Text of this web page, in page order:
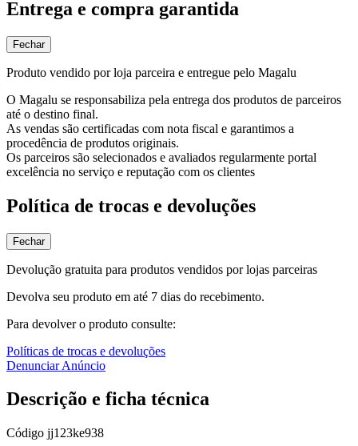
Entrega e compra garantida
Fechar
Produto vendido por loja parceira e entregue pelo Magalu
O Magalu se responsabiliza pela entrega dos produtos de parceiros
até o destino final.
As vendas são certificadas com nota fiscal e garantimos a
procedência de produtos originais.
Os parceiros são selecionados e avaliados regularmente portal
excelência no serviço e reputação com os clientes
Política de trocas e devoluções
Fechar
Devolução gratuita para produtos vendidos por lojas parceiras
Devolva seu produto em até 7 dias do recebimento.
Para devolver o produto consulte:
Políticas de trocas e devoluções
Denunciar Anúncio
Descrição e ficha técnica
Código jj123ke938